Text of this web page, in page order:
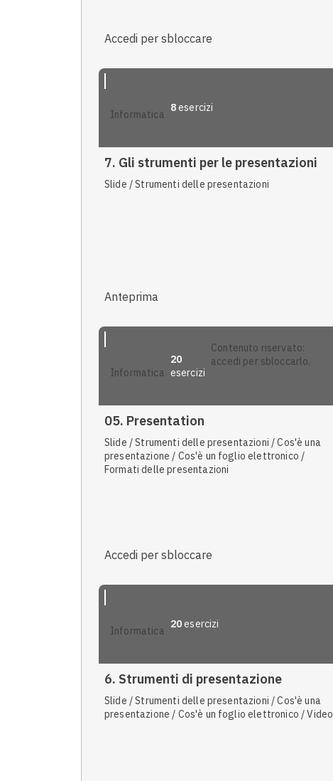
Accedi per sbloccare
informatica
8esercizi
7. Gli strumenti per le presentazioni
Slide / Strumenti delle presentazioni
Anteprima
informatica
20
esercizi
contenuto riservato:
accedi per sbloccarlo.
05. Presentation
Slide / Strumenti delle presentazioni / Cos'è una
presentazione / Cos'è un foglio elettronico /
Formati delle presentazioni
Accedi per sbloccare
informatica
20 esercizi
6. Strumenti di presentazione
Slide / Strumenti delle presentazioni / Cos'è una
presentazione / Cos'è un foglio elettronico / Video